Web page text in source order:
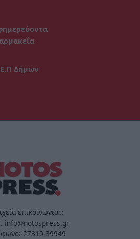
Δήμων
επικοινωνίας:
info@notospress.gr
27310.89949